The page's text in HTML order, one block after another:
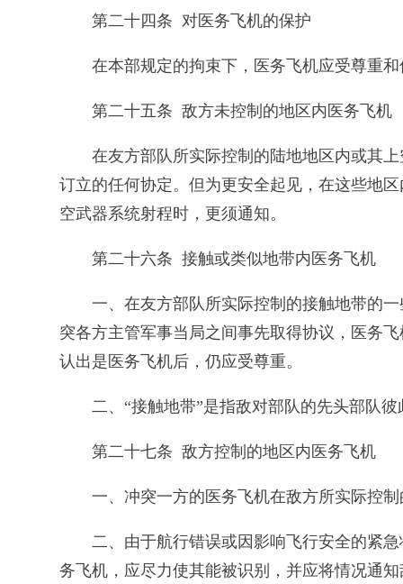
第二十四条 对医务飞机的保护
在本部规定的拘束下，医务飞机应受尊重
第二十五条 敌方未控制的地区内医务飞机
在友方部队所实际控制的陆地地区内或其
订立的任何协定。但为更安全起见，在这些地
空武器系统射程时，更须通知。
第二十六条 接触或类似地带内医务飞机
一、在友方部队所实际控制的接触地带的
突各方主管军事当局之间事先取得协议，医务
认出是医务飞机后，仍应受尊重。
二、“接触地带”是指敌对部队的先头部队
第二十七条 敌方控制的地区内医务飞机
一、冲突一方的医务飞机在敌方所实际控
二、由于航行错误或因影响飞行安全的紧
务飞机，应尽力使其能被识别，并应将情况通